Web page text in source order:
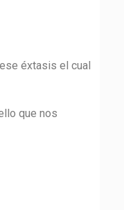
éxtasis el cual
que nos